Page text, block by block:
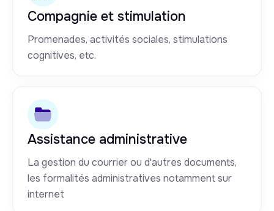
Compagnie et stimulation
Promenades, activités sociales, stimulations
cognitives, etc.
Assistance administrative
La gestion du courrier ou d'autres documents,
les formalités administratives notamment sur
internet